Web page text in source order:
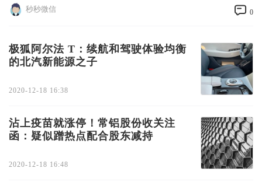
秒秒微信 0
极狐阿尔法 T：续航和驾驶体验均衡
的北汽新能源之子
2020-12-18 16:38
沾上疫苗就涨停！常铝股份收关注
函：疑似蹭热点配合股东减持
2020-12-18 16:48